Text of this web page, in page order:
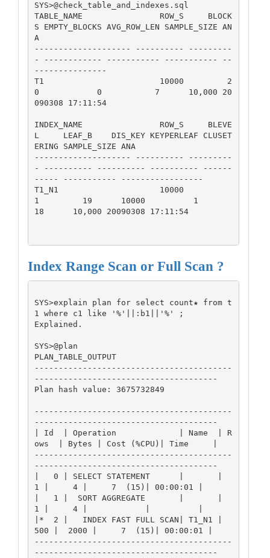
SYS>@check_table_and_indexes.sql
TABLE_NAME                ROW_S     BLOCK
S EMPTY_BLOCKS AVG_ROW_LEN SAMPLE_SIZE AN
A
-------------------- ---------- ---------
- ------------ ----------- ----------- --
---------------
T1                        10000         2
0            0           7      10,000 20
090308 17:11:54
INDEX_NAME                ROW_S     BLEVE
L     LEAF_B    DIS_KEY KEYPERLEAF CLUSET
ERING SAMPLE_SIZE ANA
-------------------- ---------- ---------
- ---------- ---------- ---------- ------
----- ----------- -----------------
T1_N1                     10000
1         19      10000          1
18      10,000 20090308 17:11:54
Index Range Scan or Full Scan ?
SYS>explain plan for select count★ from t
1 where c1 like '%'||:b1||'%' ;
Explained.
SYS>@plan
PLAN_TABLE_OUTPUT
-----------------------------------------
--------------------------------------
Plan hash value: 3675732849
-----------------------------------------
--------------------------------------
| Id  | Operation             | Name  | R
ows  | Bytes | Cost (%CPU)| Time     |
-----------------------------------------
--------------------------------------
|   0 | SELECT STATEMENT      |       |
1 |     4 |     7  (15)| 00:00:01 |
|   1 |  SORT AGGREGATE       |       |
1 |     4 |            |          |
|*  2 |   INDEX FAST FULL SCAN| T1_N1 |
500 |  2000 |     7  (15)| 00:00:01 |
-----------------------------------------
--------------------------------------